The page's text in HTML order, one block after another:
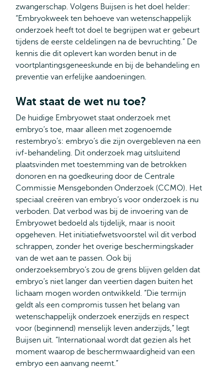
zwangerschap. Volgens Buijsen is het doel helder:
“Embryokweek ten behoeve van wetenschappelijk
onderzoek heeft tot doel te begrijpen wat er gebeurt
tijdens de eerste celdelingen na de bevruchting.” De
kennis die dit oplevert kan worden benut in de
voortplantingsgeneeskunde en bij de behandeling en
preventie van erfelijke aandoeningen.
Wat staat de wet nu toe?
De huidige Embryowet staat onderzoek met
embryo’s toe, maar alleen met zogenoemde
restembryo’s: embryo’s die zijn overgebleven na een
ivf-behandeling. Dit onderzoek mag uitsluitend
plaatsvinden met toestemming van de betrokken
donoren en na goedkeuring door de Centrale
Commissie Mensgebonden Onderzoek (CCMO). Het
speciaal creëren van embryo’s voor onderzoek is nu
verboden. Dat verbod was bij de invoering van de
Embryowet bedoeld als tijdelijk, maar is nooit
opgeheven. Het initiatiefwetsvoorstel wil dit verbod
schrappen, zonder het overige beschermingskader
van de wet aan te passen. Ook bij
onderzoeksembryo’s zou de grens blijven gelden dat
embryo’s niet langer dan veertien dagen buiten het
lichaam mogen worden ontwikkeld. “Die termijn
geldt als een compromis tussen het belang van
wetenschappelijk onderzoek enerzijds en respect
voor (beginnend) menselijk leven anderzijds,” legt
Buijsen uit. “Internationaal wordt dat gezien als het
moment waarop de beschermwaardigheid van een
embryo een aanvang neemt.”